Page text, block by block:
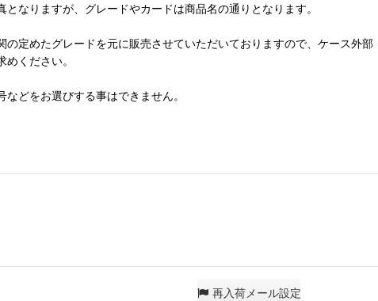
なりますが、グレードやカードは商品名の通りとなります。
の定めたグレードを元に販売させていただいておりますので、ケース外
ください。
どをお選びする事はできません。
再入荷メール設定